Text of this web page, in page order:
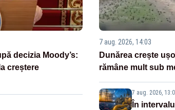
decizia Moody’s:
creștere
7 aug. 2026, 14:03
Dunărea crește
rămâne mult sub
7 aug. 2026,
În